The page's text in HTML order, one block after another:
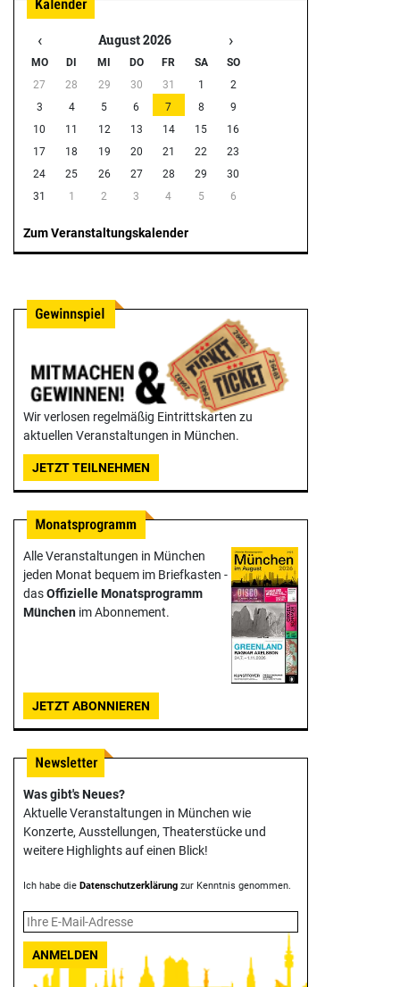
‹ August 2026 ›
MO DI MI DO FR SA
SO
27
28 29 30 31 1
2
3
4 5 6 7 8
9
10
11 12 13 14 15
16
17
18 19 20 21 22
23
24
25 26 27 28 29
30
31
1 2 3 4 5 6
Zum Veranstaltungskalender
Wir verlosen regelmäßig Eintrittskarten zu
aktuellen Veranstaltungen in München.
JETZT TEILNEHMEN
Alle Veranstaltungen in München
jeden Monat bequem im Briefkasten -
dasOffizielle Monats­programm
München im Abonnement.
JETZT ABONNIEREN
Was gibt's Neues?
Aktuelle Veranstaltungen in München wie
Konzerte, Ausstellungen, Theater­stücke und
weitere Highlights auf einen Blick!
Ich habe die Datenschutzerklärung zur Kenntnis genommen.
ANMELDEN